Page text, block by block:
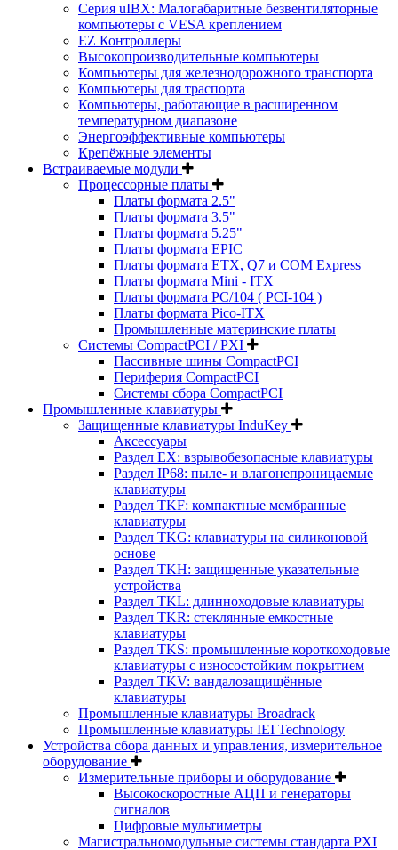
Серия uIBX: Малогабаритные безвентиляторные
компьютеры с VESA креплением
EZ Контроллеры
Высокопроизводительные компьютеры
Компьютеры для железнодорожного транспорта
Компьютеры для траспорта
Компьютеры, работающие в расширенном
температурном диапазоне
Энергоэффективные компьютеры
Крепёжные элементы
Встраиваемые модули
Процессорные платы
Платы формата 2.5"
Платы формата 3.5"
Платы формата 5.25"
Платы формата EPIC
Платы формата ETX, Q7 и COM Express
Платы формата Mini - ITX
Платы формата PC/104 ( PCI-104 )
Платы формата Pico-ITX
Промышленные материнские платы
Системы CompactPCI / PXI
Пассивные шины CompactPCI
Периферия CompactPCI
Системы сбора CompactPCI
Промышленные клавиатуры
Защищенные клавиатуры InduKey
Аксессуары
Раздел EX: взрывобезопасные клавиатуры
Раздел IP68: пыле- и влагонепроницаемые
клавиатуры
Раздел TKF: компактные мембранные
клавиатуры
Раздел TKG: клавиатуры на силиконовой
основе
Раздел TKH: защищенные указательные
устройства
Раздел TKL: длинноходовые клавиатуры
Раздел TKR: стеклянные емкостные
клавиатуры
Раздел TKS: промышленные короткоходовые
клавиатуры с износостойким покрытием
Раздел TKV: вандалозащищённые
клавиатуры
Промышленные клавиатуры Broadrack
Промышленные клавиатуры IEI Technology
Устройства сбора данных и управления, измерительное
оборудование
Измерительные приборы и оборудование
Высокоскоростные АЦП и генераторы
сигналов
Цифровые мультиметры
Магистральномодульные системы стандарта PXI